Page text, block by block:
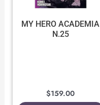
MY HERO ACADEMIA
N.25
$159.00